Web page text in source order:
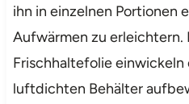
ihn in einzelnen Portionen
Aufwärmen zu erleichtern.
Frischhaltefolie einwickeln
luftdichten Behälter